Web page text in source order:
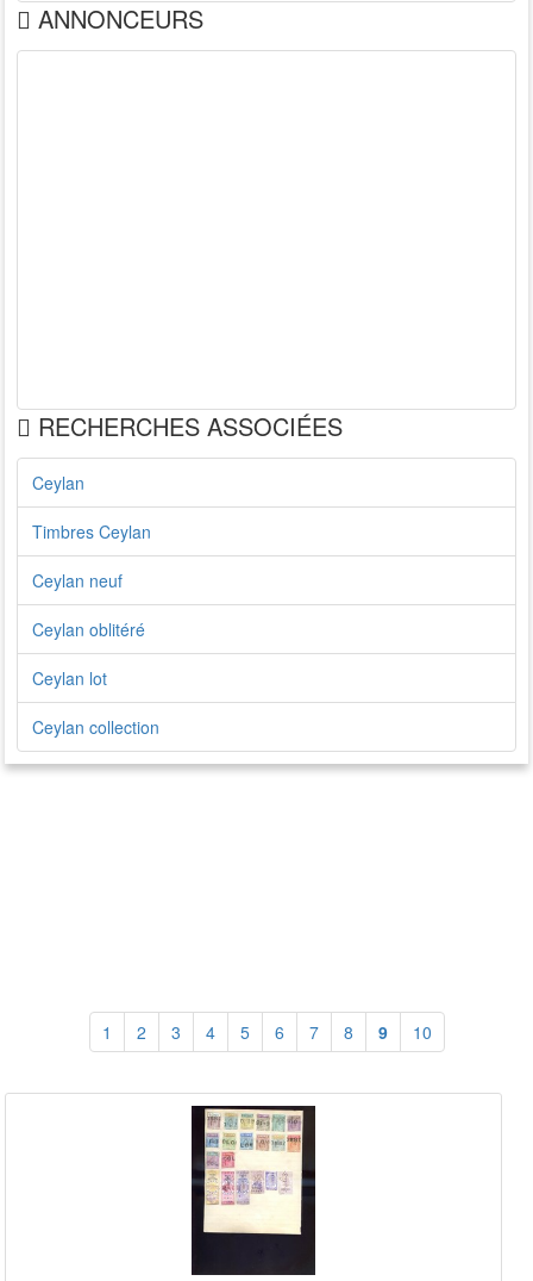
ANNONCEURS
RECHERCHES ASSOCIÉES
Ceylan
Timbres Ceylan
Ceylan neuf
Ceylan oblitéré
Ceylan lot
Ceylan collection
1 2 3 4 5 6 7 8 9 10